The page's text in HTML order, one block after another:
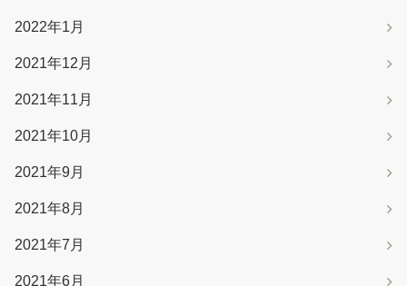
2022年1月
2021年12月
2021年11月
2021年10月
2021年9月
2021年8月
2021年7月
2021年6月